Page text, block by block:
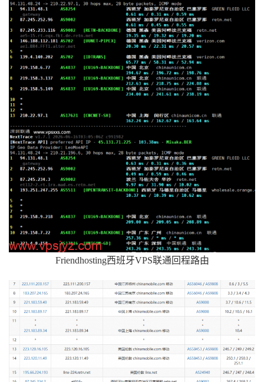
Friendhosting西班牙VPS联通回程路由